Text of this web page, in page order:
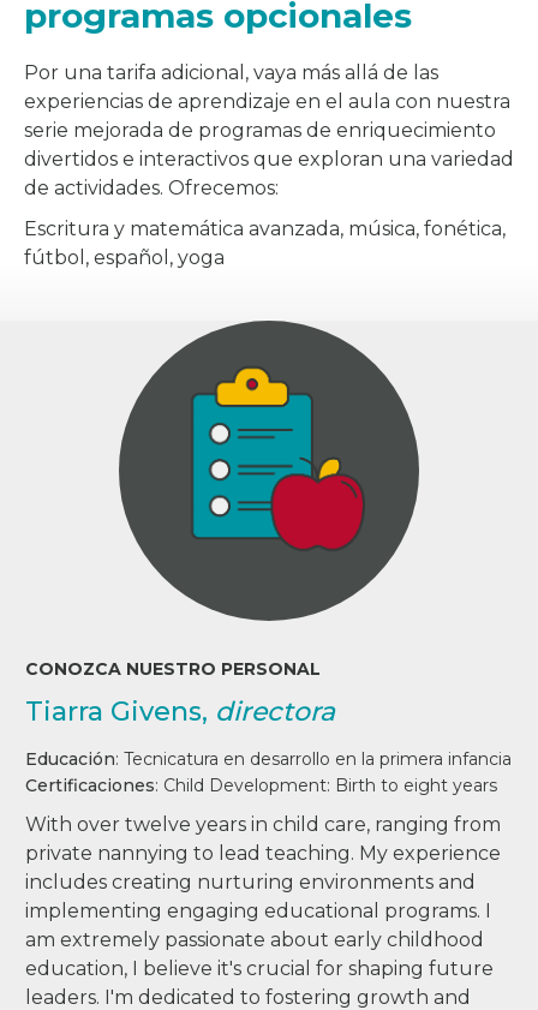
programas opcionales
Por una tarifa adicional, vaya más allá de las
experiencias de aprendizaje en el aula con nuestra
serie mejorada de programas de enriquecimiento
divertidos e interactivos que exploran una variedad
de actividades. Ofrecemos:
Escritura y matemática avanzada, música, fonética,
fútbol, español, yoga
CONOZCA NUESTRO PERSONAL
Tiarra Givens, directora
Educación:Tecnicatura en desarrollo en la primera infancia
Certificaciones: Child Development: Birth to eight years
With over twelve years in child care, ranging from
private nannying to lead teaching. My experience
includes creating nurturing environments and
implementing engaging educational programs. I
am extremely passionate about early childhood
education, I believe it's crucial for shaping future
leaders. I'm dedicated to fostering growth and